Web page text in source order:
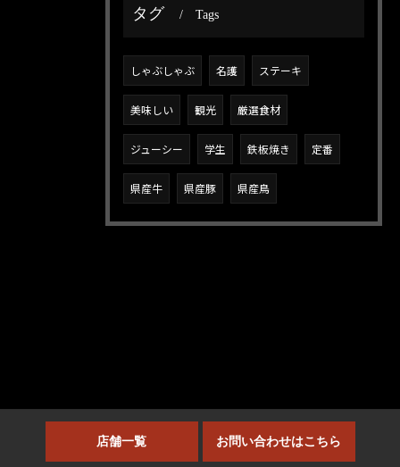
タグ Tags
しゃぶしゃぶ 名護 ステーキ
美味しい 観光 厳選食材
ジューシー 学生 鉄板焼き 定番
県産牛 県産豚 県産鳥
店舗一覧 お問い合わせはこちら